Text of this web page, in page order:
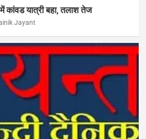
कांवड यात्री बहा, तलाश तेज
Jayant